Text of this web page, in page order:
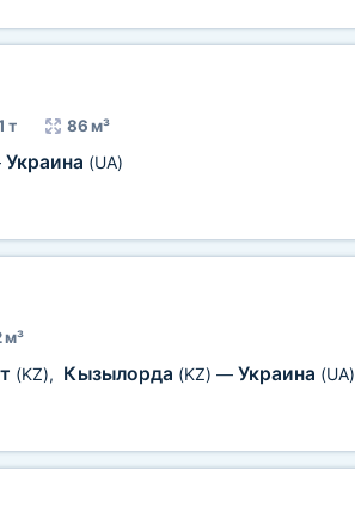
т 86 м³
Украина (UA)
м³
(KZ), Кызылорда (KZ) — Украина (UA)